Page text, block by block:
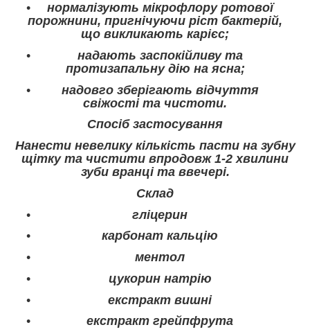
нормалізують мікрофлору ротової
порожнини, пригнічуючи ріст бактерій,
що викликають карієс;
надають заспокійливу та
протизапальну дію на ясна;
надовго зберігають відчуття
свіжості та чистоти.
Спосіб застосування
Нанести невелику кількість пасти на зубну
щітку та чистити впродовж 1-2 хвилини
зуби вранці та ввечері.
Склад
гліцерин
карбонат кальцію
ментол
цукорин натрію
екстракт вишні
екстракт грейпфрута